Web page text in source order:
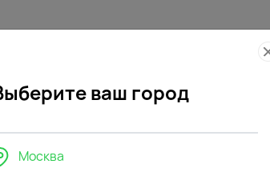
ваш город
Москва